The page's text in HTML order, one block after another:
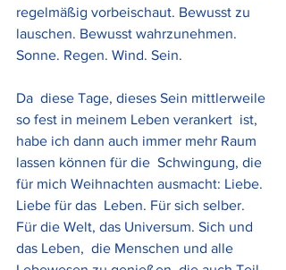
regelmäßig vorbeischaut. Bewusst zu
lauschen. Bewusst wahrzunehmen.
Sonne. Regen. Wind. Sein.
Da  diese Tage, dieses Sein mittlerweile
so fest in meinem Leben verankert  ist,
habe ich dann auch immer mehr Raum
lassen können für die  Schwingung, die
für mich Weihnachten ausmacht: Liebe.
Liebe für das  Leben. Für sich selber.
Für die Welt, das Universum. Sich und
das Leben,  die Menschen und alle